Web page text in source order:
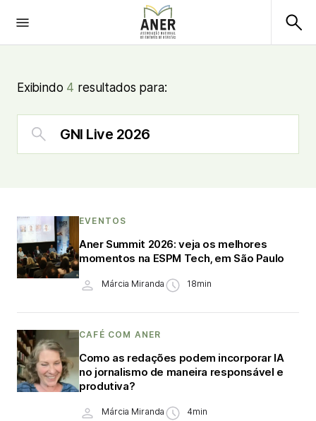
Exibindo 4 resultados para:
EVENTOS
Aner Summit 2026: veja os melhores
momentos na ESPM Tech, em São Paulo
Márcia Miranda 18min
CAFÉ COM ANER
Como as redações podem incorporar IA
no jornalismo de maneira responsável e
produtiva?
Márcia Miranda 4min